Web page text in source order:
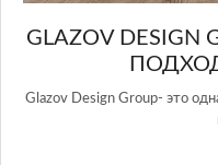
GLAZOV
Glazov Design Group- это